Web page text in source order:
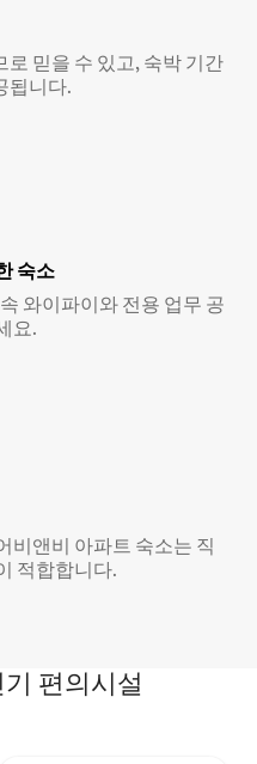
믿을 수 있고, 숙박 기간
됩니다.
숙소
와이파이와 전용 업무 공
요.
비앤비 아파트 숙소는 직
적합합니다.
편의시설